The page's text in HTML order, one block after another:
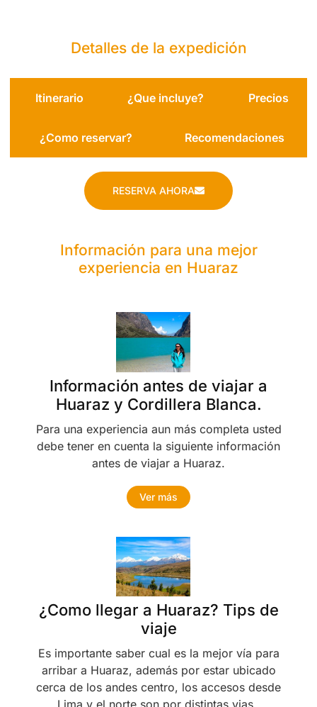
Detalles de la expedición
Itinerario ¿Que incluye? Precios
¿Como reservar? Recomendaciones
RESERVA AHORA
Información para una mejor
experiencia en Huaraz
Información antes de viajar a
Huaraz y Cordillera Blanca.
Para una experiencia aun más completa usted
debe tener en cuenta la siguiente información
antes de viajar a Huaraz.
Ver más
¿Como llegar a Huaraz? Tips de
viaje
Es importante saber cual es la mejor vía para
arribar a Huaraz, además por estar ubicado
cerca de los andes centro, los accesos desde